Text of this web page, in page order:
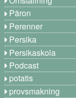
Päron
Perenner
Persika
Persikaskola
Podcast
potatis
provsmakning